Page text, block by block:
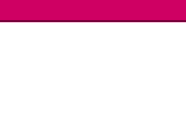
Démarches administratives